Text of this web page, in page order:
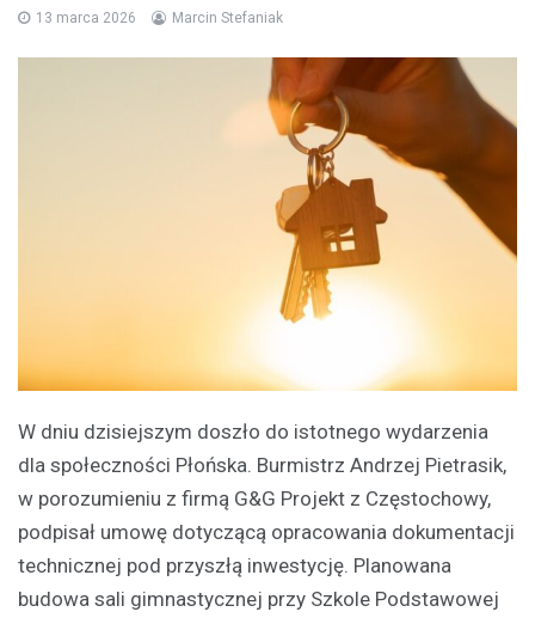
13 marca 2026 Marcin Stefaniak
W dniu dzisiejszym doszło do istotnego wydarzenia
dla społeczności Płońska. Burmistrz Andrzej Pietrasik,
w porozumieniu z firmą G&G Projekt z Częstochowy,
podpisał umowę dotyczącą opracowania dokumentacji
technicznej pod przyszłą inwestycję. Planowana
budowa sali gimnastycznej przy Szkole Podstawowej